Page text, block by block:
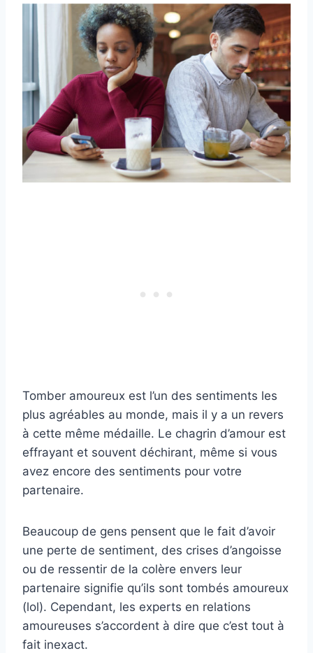
Tomber amoureux est l’un des sentiments les
plus agréables au monde, mais il y a un revers
à cette même médaille. Le chagrin d’amour est
effrayant et souvent déchirant, même si vous
avez encore des sentiments pour votre
partenaire.
Beaucoup de gens pensent que le fait d’avoir
une perte de sentiment, des crises d’angoisse
ou de ressentir de la colère envers leur
partenaire signifie qu’ils sont tombés amoureux
(lol). Cependant, les experts en relations
amoureuses s’accordent à dire que c’est tout à
fait inexact.